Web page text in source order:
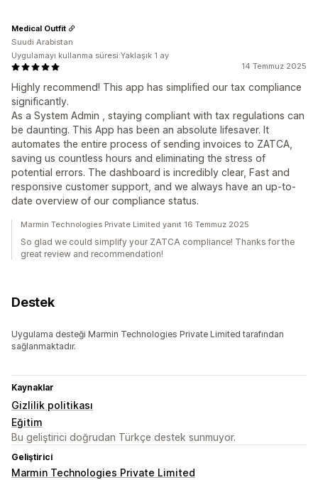
14 Temmuz 2025
Highly recommend! This app has simplified our tax compliance
significantly.
As a System Admin , staying compliant with tax regulations can
be daunting. This App has been an absolute lifesaver. It
automates the entire process of sending invoices to ZATCA,
saving us countless hours and eliminating the stress of
potential errors. The dashboard is incredibly clear, Fast and
responsive customer support, and we always have an up-to-
date overview of our compliance status.
Medical Outfit
Suudi Arabistan
Uygulamayı kullanma süresi:Yaklaşık 1 ay
Marmin Technologies Private Limited yanıt 16 Temmuz 2025
So glad we could simplify your ZATCA compliance! Thanks for the
great review and recommendation!
Destek
Uygulama desteği Marmin Technologies Private Limited tarafından
sağlanmaktadır.
Kaynaklar
Gizlilik politikası
Eğitim
Bu geliştirici doğrudan Türkçe destek sunmuyor.
Geliştirici
Marmin Technologies Private Limited